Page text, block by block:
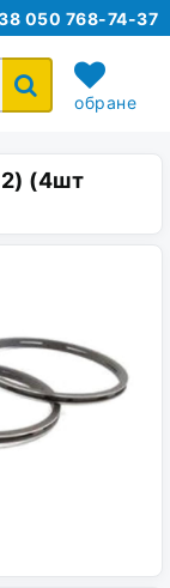
050 768-74-37
обране
(4шт